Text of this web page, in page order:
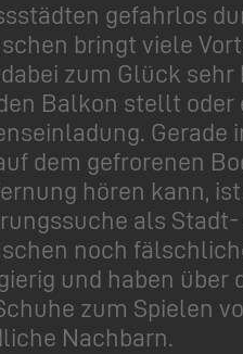
gefahrlos
bringt viele
zum Glück
Balkon stellt oder
dem gefrorenen
hören kann,
als
noch
und haben über
zum Spielen
Nachbarn.